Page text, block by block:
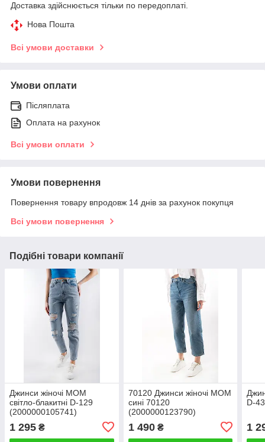
Доставка здійснюється тільки по передоплаті.
Нова Пошта
Всі умови доставки
Умови оплати
Післяплата
Оплата на рахунок
Всі умови оплати
Умови повернення
Повернення товару впродовж 14 днів за рахунок покупця
Всі умови повернення
Подібні товари компанії
Джинси жіночі МОМ
світло-блакитні D-129
(2000000105741)
1 295 ₴
70120 Джинси жіночі МОМ
сині 70120
(2000000123790)
1 490₴
D-
1